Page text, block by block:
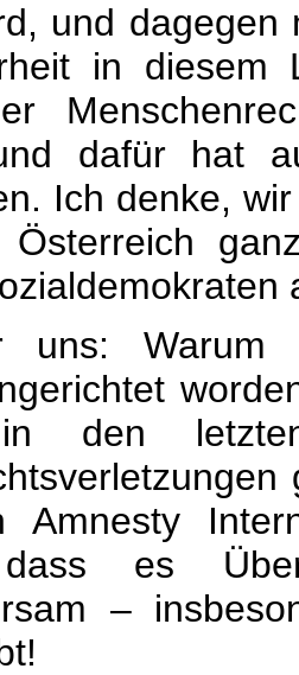
und
in diesem
dafür hat
Ich denke,
Österreich
uns: Warum
den
Amnesty
dass es
–